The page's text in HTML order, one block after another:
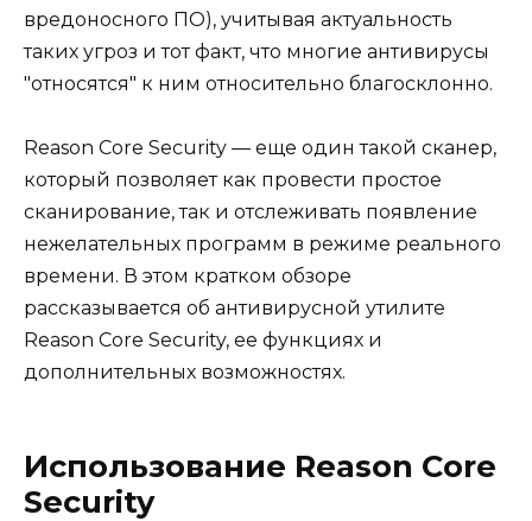
вредоносного ПО), учитывая актуальность
таких угроз и тот факт, что многие антивирусы
"относятся" к ним относительно благосклонно.
Reason Core Security — еще один такой сканер,
который позволяет как провести простое
сканирование, так и отслеживать появление
нежелательных программ в режиме реального
времени. В этом кратком обзоре
рассказывается об антивирусной утилите
Reason Core Security, ее функциях и
дополнительных возможностях.
Использование Reason Core
Security